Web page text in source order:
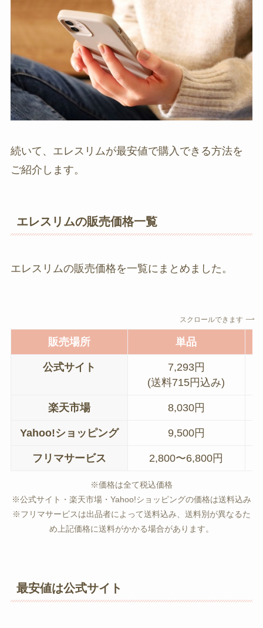
続いて、エレスリムが最安値で購入できる方法を
ご紹介します。
エレスリムの販売価格一覧
エレスリムの販売価格を一覧にまとめました。
スクロールできます
販売場所 単品
公式サイト
7,293円
(送料715円込み)
楽天市場 8,030円
Yahoo!ショッピング 9,500円
フリマサービス 2,800〜6,800円
※価格は全て税込価格
※公式サイト・楽天市場・Yahoo!ショッピングの価格は送料込み
※フリマサービスは出品者によって送料込み、送料別が異なるた
め上記価格に送料がかかる場合があります。
最安値は公式サイト